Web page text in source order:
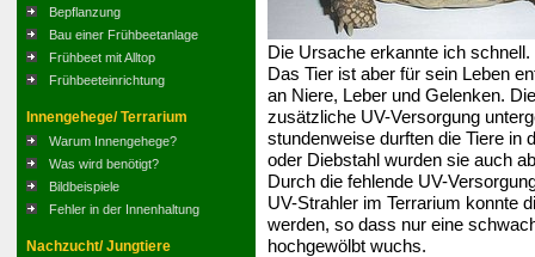
Bepflanzung
Bau einer Frühbeetanlage
Frühbeet mit Alltop
Frühbeeteinrichtung
Innengehege/ Terrarium
Warum Innengehege?
Was wird benötigt?
Bildbeispiele
Fehler in der Innenhaltung
Nachzucht/ Jungtiere
Die Ursache erkannte ich schnell.
Das Tier ist aber für sein Leben
an Niere, Leber und Gelenken.
zusätzliche UV-Versorgung
stundenweise durften die Tiere in
oder Diebstahl wurden sie auch
Durch die fehlende UV-
UV-Strahler im Terrarium konnte
werden, so dass nur eine
hochgewölbt wuchs.